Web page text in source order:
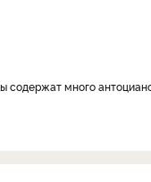
содержат много